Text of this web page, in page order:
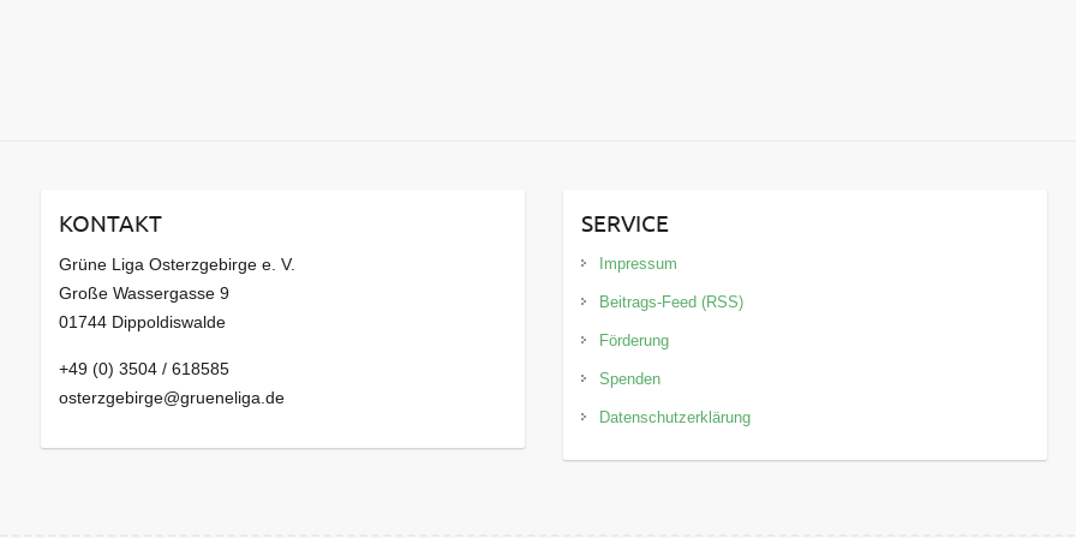
KONTAKT
Grüne Liga Osterzgebirge e. V.
Große Wassergasse 9
01744 Dippoldiswalde
+49 (0) 3504 / 618585
osterzgebirge@grueneliga.de
SERVICE
Impressum
Beitrags-Feed (RSS)
Förderung
Spenden
Datenschutzerklärung